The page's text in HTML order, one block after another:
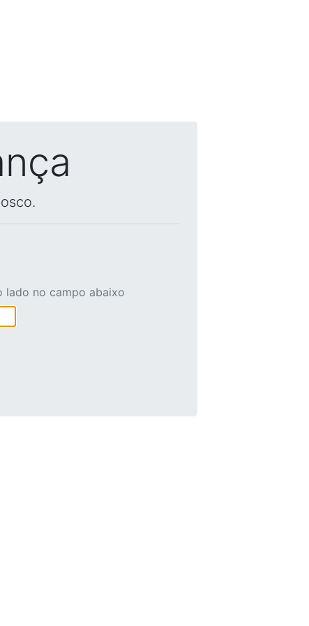
lado no campo abaixo